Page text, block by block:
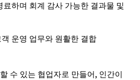
료하며 회계 감사 가능한 결과물 및
운영 업무와 원활한 결합
수 있는 협업자로 만들어, 인간이